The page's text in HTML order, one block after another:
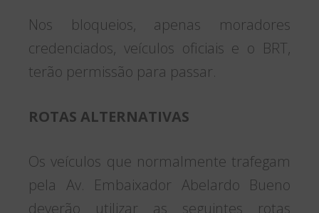
Nos bloqueios, apenas moradores
credenciados, veículos oficiais e o BRT,
terão permissão para passar.
ROTAS ALTERNATIVAS
Os veículos que normalmente trafegam
pela Av. Embaixador Abelardo Bueno
deverão utilizar as seguintes rotas